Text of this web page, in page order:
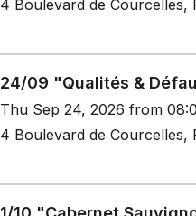
4 Boulevard de Courcelles,
24/09 "Qualités &
Thu Sep 24, 2026 from
4 Boulevard de Courcelles,